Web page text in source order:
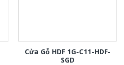
Cửa Gỗ HDF 1G-C11-HDF-
SGD